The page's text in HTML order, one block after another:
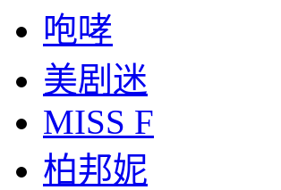
咆哮
美剧迷
MISS F
柏邦妮